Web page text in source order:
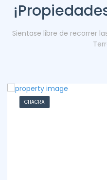
Sientase libre de recorrer
CHACRA